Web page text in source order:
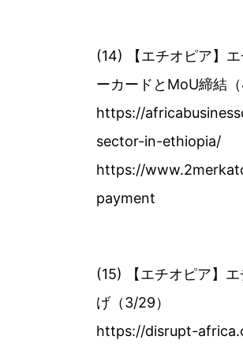
(14) 【エチオピア】
ーカードとMoU締結（
https://
sector-in-ethiopia/
https://
payment
(15) 【エチオピア】
げ（3/29）
https://disrupt-